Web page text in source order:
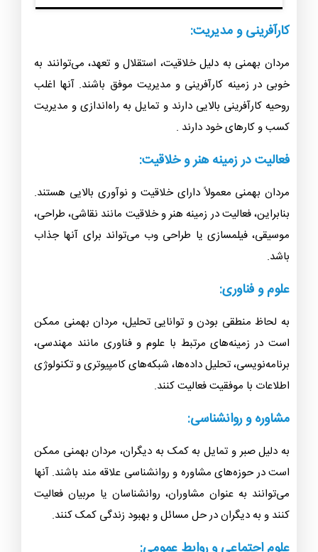
بهمنی سازگاری بهتری داشته باشند. در زیر تعدادی از
شغل‌های مناسب و مورد علاقه برای مردان بهمنی را مطرح
مطالعه بیشتر: در جواب ابراز علاقه چه بگوییم؟
خوبی در زمینه کارآفرینی و مدیریت موفق باشند. آنها اغلب
روحیه کارآفرینی بالایی دارند و تمایل به راه‌اندازی و مدیریت
کسب و کارهای خود دارند .
بنابراین، فعالیت در زمینه هنر و خلاقیت مانند نقاشی، طراحی،
موسیقی، فیلمسازی یا طراحی وب می‌تواند برای آنها جذاب
باشد.
است در زمینه‌های مرتبط با علوم و فناوری مانند مهندسی،
برنامه‌نویسی، تحلیل داده‌ها، شبکه‌های کامپیوتری و تکنولوژی
اطلاعات با موفقیت فعالیت کنند.